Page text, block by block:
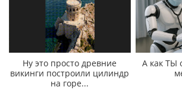
Ну это просто древние
викинги построили цилиндр
на горе...
А как ТЫ